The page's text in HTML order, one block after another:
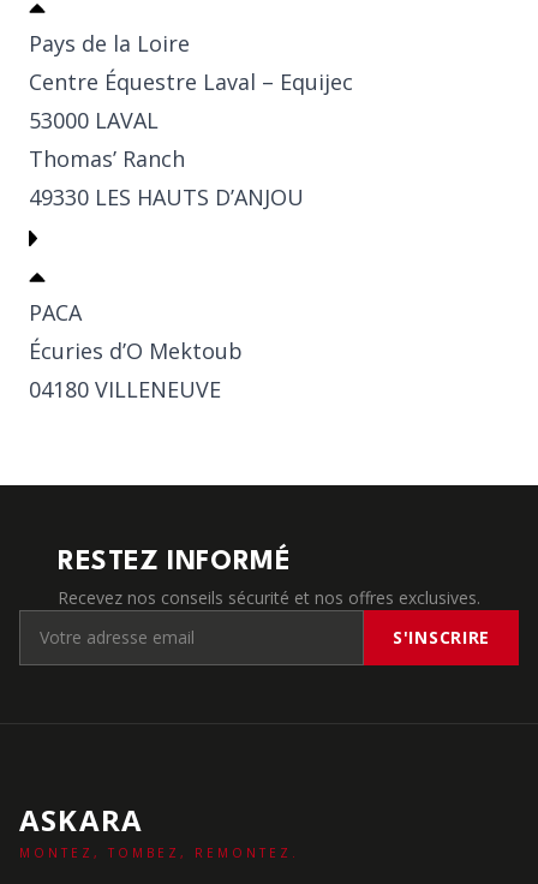
Pays de la Loire
Centre Équestre Laval – Equijec
53000 LAVAL
Thomas’ Ranch
49330 LES HAUTS D’ANJOU
PACA
Écuries d’O Mektoub
04180 VILLENEUVE
RESTEZ INFORMÉ
Recevez nos conseils sécurité et nos offres exclusives.
S'INSCRIRE
ASKARA
MONTEZ, TOMBEZ, REMONTEZ.